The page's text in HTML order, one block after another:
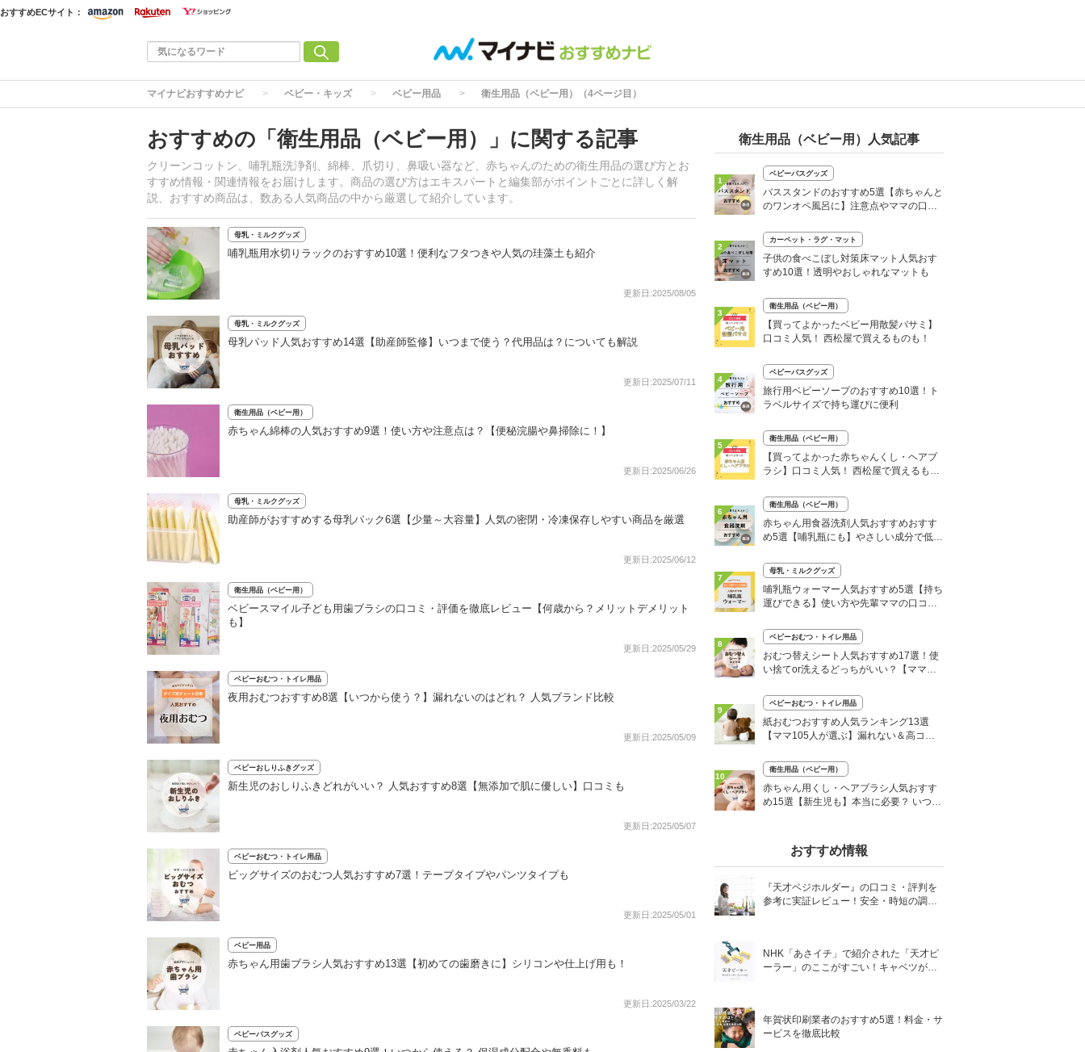
おすすめECサイト：
マイナビおすすめナビ ベビー・キッズ ベビー用品 衛生用品（ベビー用）（4ページ目）
おすすめの「衛生用品（ベビー用）」に関する記事
クリーンコットン、哺乳瓶洗浄剤、綿棒、爪切り、鼻吸い器など、赤ちゃんのための衛生用品の選び方とお
すすめ情報・関連情報をお届けします。商品の選び方はエキスパートと編集部がポイントごとに詳しく解
説、おすすめ商品は、数ある人気商品の中から厳選して紹介しています。
母乳・ミルクグッズ
哺乳瓶用水切りラックのおすすめ10選！便利なフタつきや人気の珪藻土も紹介
更新日:2025/08/05
母乳・ミルクグッズ
母乳パッド人気おすすめ14選【助産師監修】いつまで使う？代用品は？についても解説
更新日:2025/07/11
衛生用品（ベビー用）
赤ちゃん綿棒の人気おすすめ9選！使い方や注意点は？【便秘浣腸や鼻掃除に！】
更新日:2025/06/26
母乳・ミルクグッズ
助産師がおすすめする母乳パック6選【少量～大容量】人気の密閉・冷凍保存しやすい商品を厳選
更新日:2025/06/12
衛生用品（ベビー用）
ベビースマイル子ども用歯ブラシの口コミ・評価を徹底レビュー【何歳から？メリットデメリット
も】
更新日:2025/05/29
ベビーおむつ・トイレ用品
夜用おむつおすすめ8選【いつから使う？】漏れないのはどれ？ 人気ブランド比較
更新日:2025/05/09
ベビーおしりふきグッズ
新生児のおしりふきどれがいい？ 人気おすすめ8選【無添加で肌に優しい】口コミも
更新日:2025/05/07
ベビーおむつ・トイレ用品
ビッグサイズのおむつ人気おすすめ7選！テープタイプやパンツタイプも
更新日:2025/05/01
ベビー用品
赤ちゃん用歯ブラシ人気おすすめ13選【初めての歯磨きに】シリコンや仕上げ用も！
更新日:2025/03/22
ベビーバスグッズ
衛生用品（ベビー用）人気記事
1
ベビーバスグッズ
バススタンドのおすすめ5選【赤ちゃんと
のワンオペ風呂に】注意点やママの口コ
2
カーペット・ラグ・マット
子供の食べこぼし対策床マット人気おす
すめ10選！透明やおしゃれなマットも
3
衛生用品（ベビー用）
【買ってよかったベビー用散髪バサミ】
口コミ人気！ 西松屋で買えるものも！
4
ベビーバスグッズ
旅行用ベビーソープのおすすめ10選！ト
ラベルサイズで持ち運びに便利
5
衛生用品（ベビー用）
【買ってよかった赤ちゃんくし・ヘアブ
ラシ】口コミ人気！ 西松屋で買えるもの
6
衛生用品（ベビー用）
赤ちゃん用食器洗剤人気おすすめおすす
め5選【哺乳瓶にも】やさしい成分で低刺
7
母乳・ミルクグッズ
哺乳瓶ウォーマー人気おすすめ5選【持ち
運びできる】使い方や先輩ママの口コミ
8
ベビーおむつ・トイレ用品
おむつ替えシート人気おすすめ17選！使
い捨てor洗えるどっちがいい？【ママの
9
ベビーおむつ・トイレ用品
紙おむつおすすめ人気ランキング13選
【ママ105人が選ぶ】漏れない＆高コス
10
衛生用品（ベビー用）
赤ちゃん用くし・ヘアブラシ人気おすす
め15選【新生児も】本当に必要？ いつま
おすすめ情報
『天才ベジホルダー』の口コミ・評判を
参考に実証レビュー！安全・時短の調理
NHK「あさイチ」で紹介された「天才ピ
ーラー」のここがすごい！キャベツがほ
年賀状印刷業者のおすすめ5選！料金・サ
ービスを徹底比較